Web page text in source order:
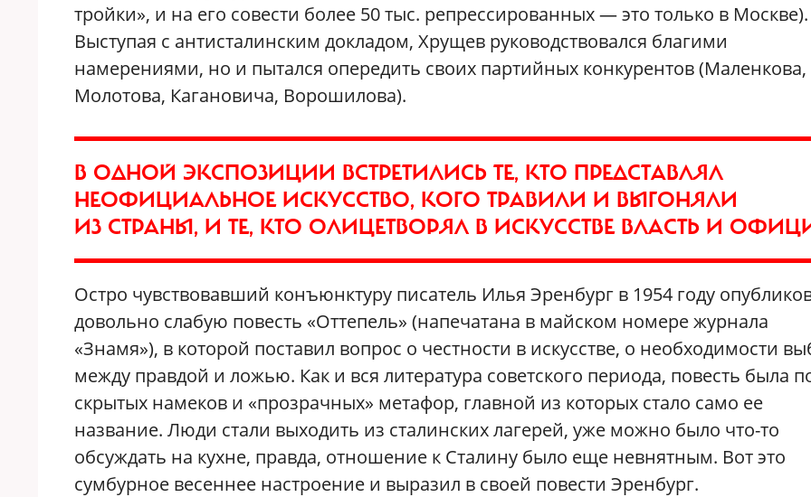
тройки», и на его совести более 50 тыс. репрессированных — это только в Москве).
Выступая с антисталинским докладом, Хрущев руководствовался благими
намерениями, но и пытался опередить своих партийных конкурентов (Маленкова,
Молотова, Кагановича, Ворошилова).
В ОДНОЙ ЭКСПОЗИЦИИ ВСТРЕТИЛИСЬ ТЕ, КТО ПРЕДСТАВЛЯЛ
НЕОФИЦИАЛЬНОЕ ИСКУССТВО, КОГО ТРАВИЛИ И ВЫГОНЯЛИ
ИЗ СТРАНЫ, И ТЕ, КТО ОЛИЦЕТВОРЯЛ В ИСКУССТВЕ ВЛАСТЬ И
Остро чувствовавший конъюнктуру писатель Илья Эренбург в 1954 году
довольно слабую повесть «Оттепель» (напечатана в майском номере журнала
«Знамя»), в которой поставил вопрос о честности в искусстве, о необходимости
между правдой и ложью. Как и вся литература советского периода, повесть была
скрытых намеков и «прозрачных» метафор, главной из которых стало само ее
название. Люди стали выходить из сталинских лагерей, уже можно было что-то
обсуждать на кухне, правда, отношение к Сталину было еще невнятным. Вот это
сумбурное весеннее настроение и выразил в своей повести Эренбург.